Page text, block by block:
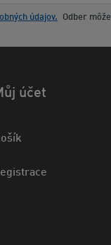
údajov. Odber
účet